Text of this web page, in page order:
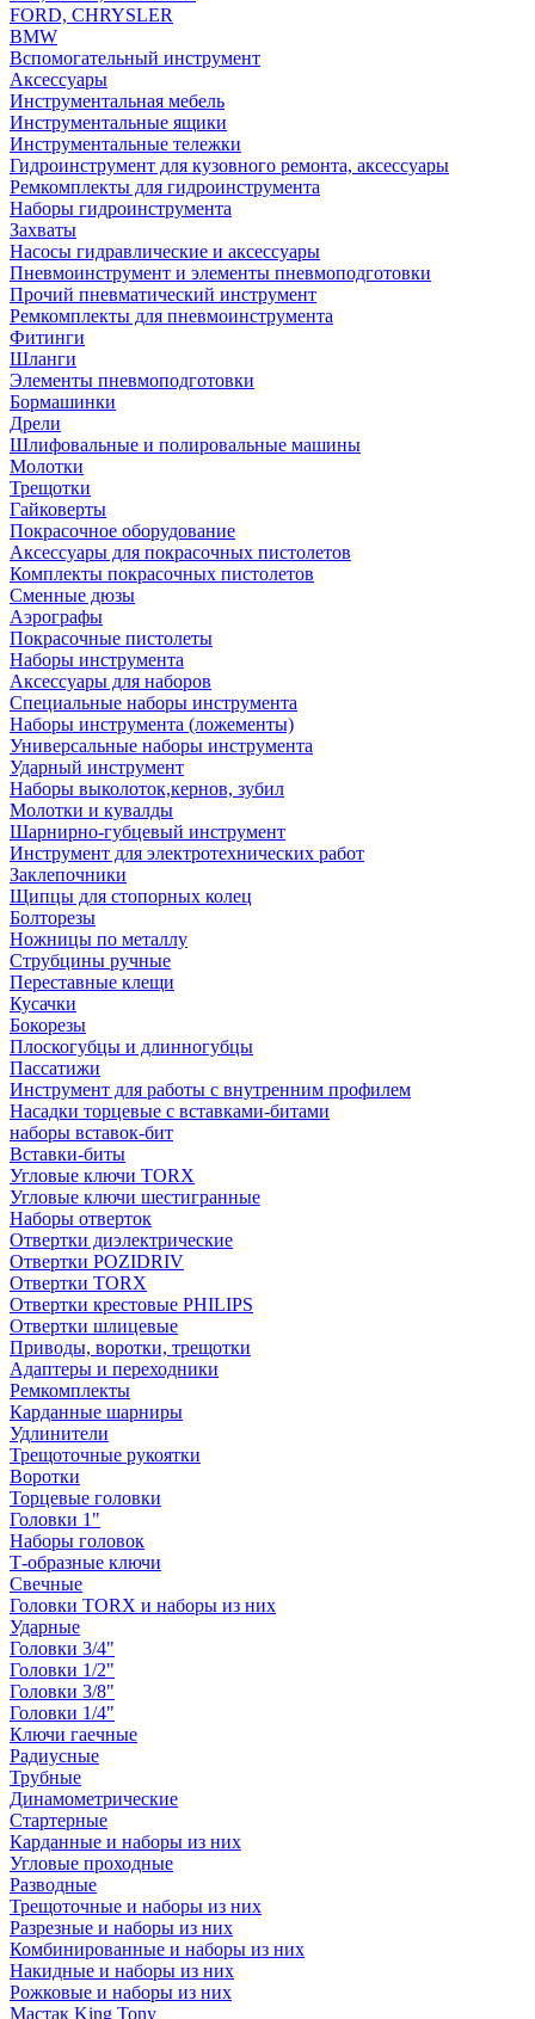
FORD, CHRYSLER
BMW
Вспомогательный инструмент
Аксессуары
Инструментальная мебель
Инструментальные ящики
Инструментальные тележки
Гидроинструмент для кузовного ремонта, аксессуары
Ремкомплекты для гидроинструмента
Наборы гидроинструмента
Захваты
Насосы гидравлические и аксессуары
Пневмоинструмент и элементы пневмоподготовки
Прочий пневматический инструмент
Ремкомплекты для пневмоинструмента
Фитинги
Шланги
Элементы пневмоподготовки
Бормашинки
Дрели
Шлифовальные и полировальные машины
Молотки
Трещотки
Гайковерты
Покрасочное оборудование
Аксессуары для покрасочных пистолетов
Комплекты покрасочных пистолетов
Сменные дюзы
Аэрографы
Покрасочные пистолеты
Наборы инструмента
Аксессуары для наборов
Специальные наборы инструмента
Наборы инструмента (ложементы)
Универсальные наборы инструмента
Ударный инструмент
Наборы выколоток,кернов, зубил
Молотки и кувалды
Шарнирно-губцевый инструмент
Инструмент для электротехнических работ
Заклепочники
Щипцы для стопорных колец
Болторезы
Ножницы по металлу
Струбцины ручные
Переставные клещи
Кусачки
Бокорезы
Плоскогубцы и длинногубцы
Пассатижи
Инструмент для работы с внутренним профилем
Насадки торцевые с вставками-битами
наборы вставок-бит
Вставки-биты
Угловые ключи TORX
Угловые ключи шестигранные
Наборы отверток
Отвертки диэлектрические
Отвертки POZIDRIV
Отвертки TORX
Отвертки крестовые PHILIPS
Отвертки шлицевые
Приводы, воротки, трещотки
Адаптеры и переходники
Ремкомплекты
Карданные шарниры
Удлинители
Трещоточные рукоятки
Воротки
Торцевые головки
Головки 1"
Наборы головок
Т-образные ключи
Свечные
Головки TORX и наборы из них
Ударные
Головки 3/4"
Головки 1/2"
Головки 3/8"
Головки 1/4"
Ключи гаечные
Радиусные
Трубные
Динамометрические
Стартерные
Карданные и наборы из них
Угловые проходные
Разводные
Трещоточные и наборы из них
Разрезные и наборы из них
Комбинированные и наборы из них
Накидные и наборы из них
Рожковые и наборы из них
Мастак King Tony